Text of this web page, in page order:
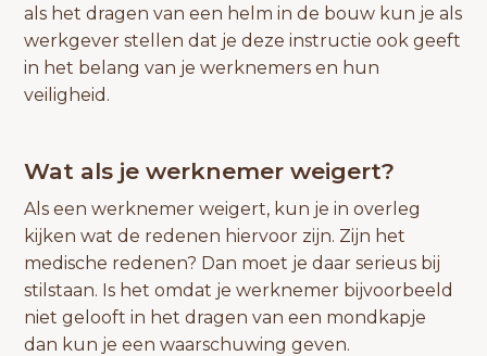
als het dragen van een helm in de bouw kun je als
werkgever stellen dat je deze instructie ook geeft
in het belang van je werknemers en hun
veiligheid.
Wat als je werknemer weigert?
Als een werknemer weigert, kun je in overleg
kijken wat de redenen hiervoor zijn. Zijn het
medische redenen? Dan moet je daar serieus bij
stilstaan. Is het omdat je werknemer bijvoorbeeld
niet gelooft in het dragen van een mondkapje
dan kun je een waarschuwing geven.